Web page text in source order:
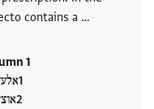
contains a …
1